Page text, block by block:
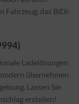
Fahrzeug, das BiDi-
Ladelösungen
übernehmen
Lassen Sie
erstellen!